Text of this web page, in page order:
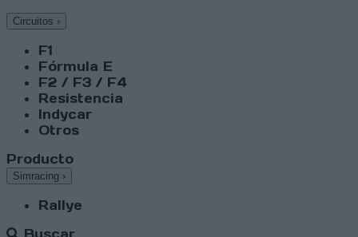
Circuitos ›
F1
Fórmula E
F2 / F3 / F4
Resistencia
Indycar
Otros
Producto
Simracing ›
Rallye
Buscar